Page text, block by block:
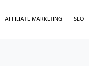
AFFILIATE MARKETING SEO